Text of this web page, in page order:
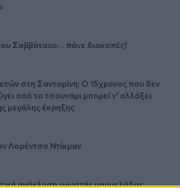
Σαββάτου»… πάνε διακοπές!
στη Σαντορίνη: Ο 15χρονος που δεν
από το τσουνάμι μπορεί ν' αλλάξει
μεγάλης έκρηξης
Λορέντσο Ντίκμαν
ανάκληση γνωστής μαρμελάδας